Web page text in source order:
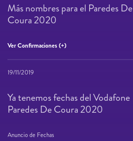
Más nombres para el Paredes De
Coura 2020
Ver Confirmaciones (+)
19/11/2019
Ya tenemos fechas del Vodafone
Paredes De Coura 2020
Anuncio de Fechas